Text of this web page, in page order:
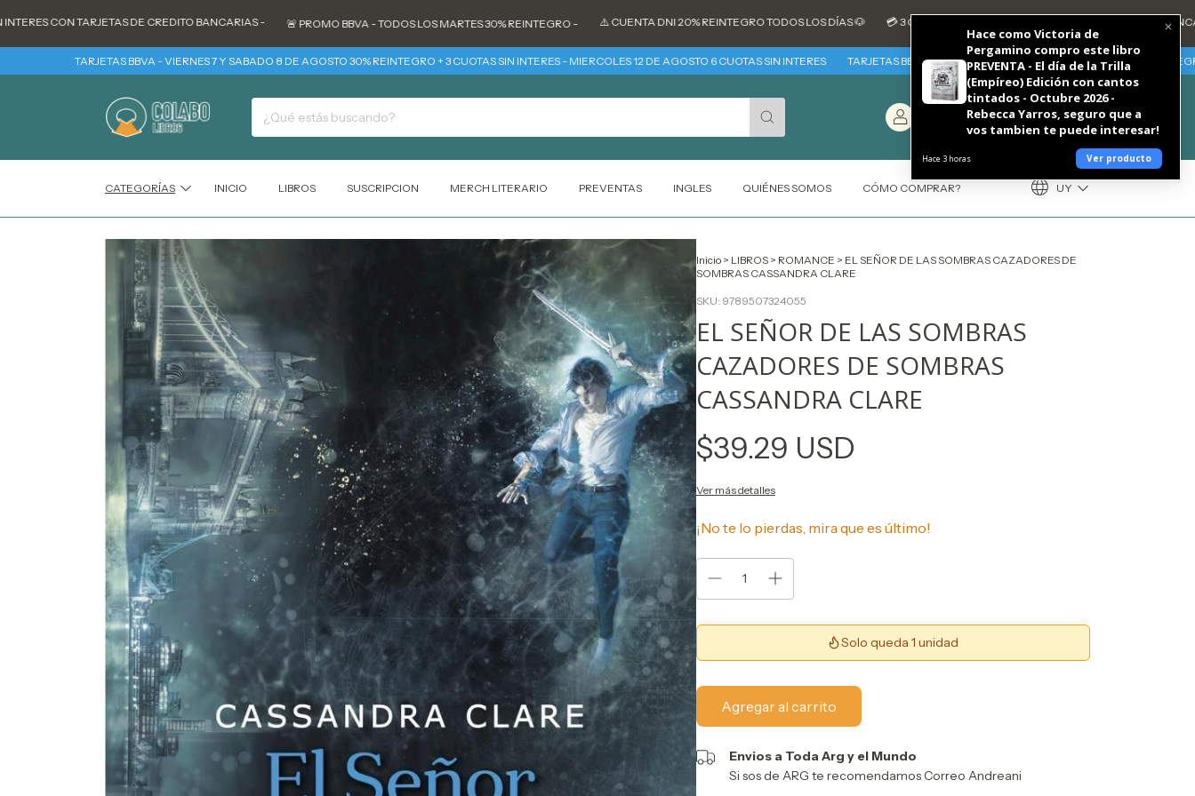
Hace como Victoria de
Pergamino compro este libro
PREVENTA - El día de la Trilla
(Empíreo) Edición con cantos
tintados - Octubre 2026 -
Rebecca Yarros, seguro que a
vos tambien te puede interesar!
Hace 3 horas Ver producto
CON TARJETAS DE CREDITO BANCARIAS - 🚨 PROMO BBVA - TODOS LOS MARTES 30% REINTEGRO - ⚠️ CUENTA DNI 20% REINTEGRO TODOS LOS DÍAS 🐶 💳 3 CUOTAS SIN INTERES CON TARJETAS DE CREDITO BANCARIAS -
TARJETAS BBVA - VIERNES 7 Y SABADO 8 DE AGOSTO 30% REINTEGRO + 3 CUOTAS SIN INTERES - MIERCOLES 12 DE AGOSTO 6 CUOTAS SIN INTERES TARJETAS BBVA - VIERNES 7 Y SABADO 8 DE AGOSTO 30% REINTEGRO + 3
Carrito (0)
$0.00 USD
CATEGORÍAS INICIO LIBROS SUSCRIPCION MERCH LITERARIO PREVENTAS INGLES QUIÉNES SOMOS CÓMO COMPRAR? UY
Inicio > LIBROS > ROMANCE > EL SEÑOR DE LAS SOMBRAS CAZADORES DE
SOMBRAS CASSANDRA CLARE
SKU: 9789507324055
EL SEÑOR DE LAS SOMBRAS
CAZADORES DE SOMBRAS
CASSANDRA CLARE
$39.29 USD
Ver más detalles
¡No te lo pierdas, mira que es último!
Solo queda 1 unidad
Envios a Toda Arg y el Mundo
Si sos de ARG te recomendamos Correo Andreani